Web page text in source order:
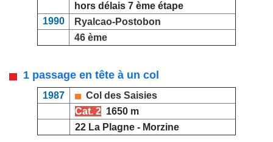
hors délais 7 ème étape
1990
Ryalcao-Postobon
46 ème
1 passage en tête à un col
1987
Col des Saisies
Cat. 2 1650 m
22 La Plagne - Morzine